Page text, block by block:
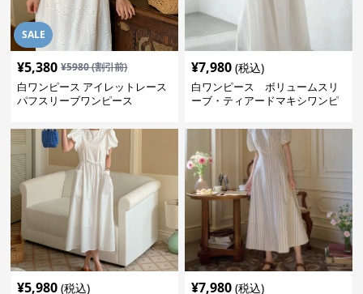
SALE
¥5,380 ¥5980(割引前)
白ワンピース アイレットレース
パフスリーブワンピース
¥7,980 (税込)
白ワンピース ボリュームスリ
ーブ・ティアードマキシワンピ
¥5,980 (税込) ¥7,980 (税込)